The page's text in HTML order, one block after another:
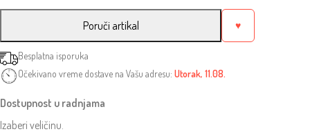
Poruči artikal ♥
Besplatna isporuka
Očekivano vreme dostave na Vašu adresu: Utorak, 11.08.
Dostupnost u radnjama
Izaberi veličinu.